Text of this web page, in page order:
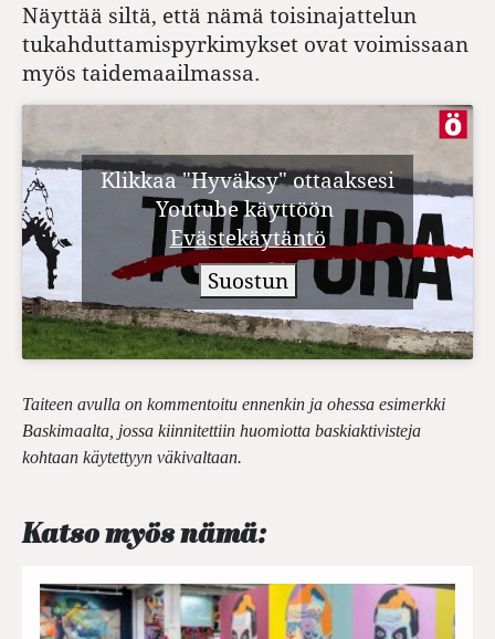
Näyttää siltä, että nämä toisinajattelun
tukahduttamispyrkimykset ovat voimissaan
myös taidemaailmassa.
Klikkaa "Hyväksy" ottaaksesi
Youtube käyttöön
Evästekäytäntö
Suostun
Taiteen avulla on kommentoitu ennenkin ja ohessa esimerkki
Baskimaalta, jossa kiinnitettiin huomiotta baskiaktivisteja
kohtaan käytettyyn väkivaltaan.
Katso myös nämä: